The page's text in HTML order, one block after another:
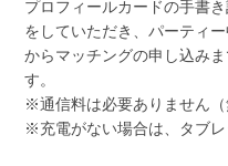
プロフィールカードの手書
をしていただき、パーティ
からマッチングの申し込み
す。
※通信料は必要ありません（
※充電がない場合は、タブ